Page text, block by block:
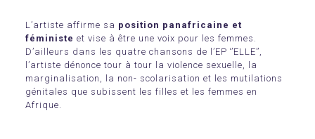
L’artiste affirme sa position panafricaine et
féministe et vise à être une voix pour les femmes.
D’ailleurs dans les quatre chansons de l’EP ‘’ELLE’’,
l’artiste dénonce tour à tour la violence sexuelle, la
marginalisation, la non- scolarisation et les mutilations
génitales que subissent les filles et les femmes en
Afrique.